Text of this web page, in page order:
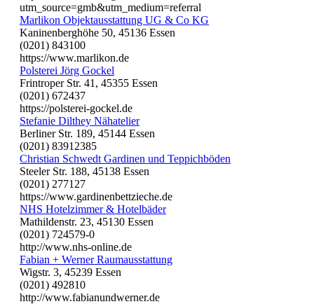
utm_source=gmb&utm_medium=referral
Marlikon Objektausstattung UG & Co KG
Kaninenberghöhe 50, 45136 Essen
(0201) 843100
https://www.marlikon.de
Polsterei Jörg Gockel
Frintroper Str. 41, 45355 Essen
(0201) 672437
https://polsterei-gockel.de
Stefanie Dilthey Nähatelier
Berliner Str. 189, 45144 Essen
(0201) 83912385
Christian Schwedt Gardinen und Teppichböden
Steeler Str. 188, 45138 Essen
(0201) 277127
https://www.gardinenbettzieche.de
NHS Hotelzimmer & Hotelbäder
Mathildenstr. 23, 45130 Essen
(0201) 724579-0
http://www.nhs-online.de
Fabian + Werner Raumausstattung
Wigstr. 3, 45239 Essen
(0201) 492810
http://www.fabianundwerner.de